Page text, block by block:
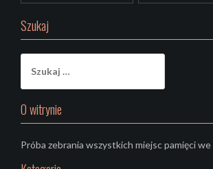
Szukaj
O witrynie
Próba zebrania wszystkich miejsc pamięci we